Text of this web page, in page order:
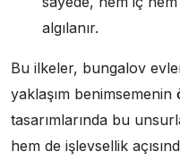
algılanır.
Bu ilkeler, bungalov
yaklaşım
tasarımlarında bu
hem de işlevsellik